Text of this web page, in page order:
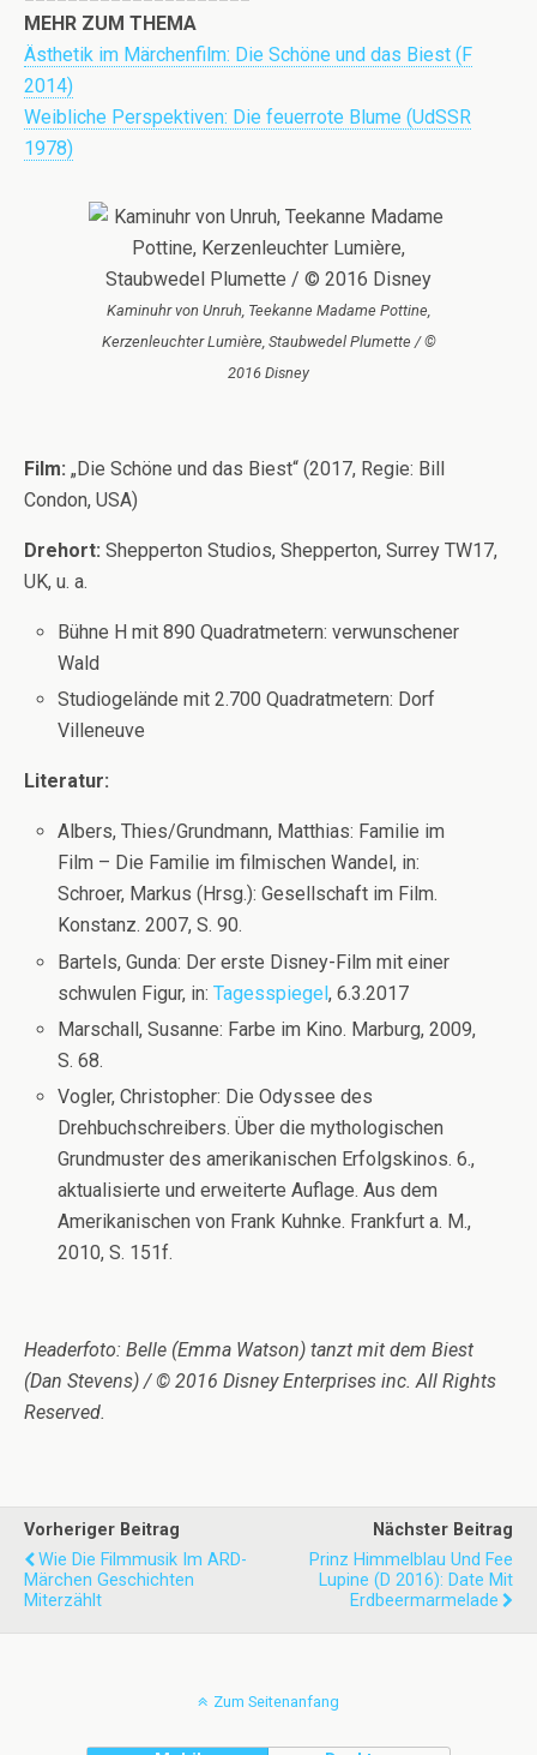
MEHR ZUM THEMA
Ästhetik im Märchenfilm: Die Schöne und das Biest (F
2014)
Weibliche Perspektiven: Die feuerrote Blume (UdSSR
1978)
Kaminuhr von Unruh, Teekanne Madame Pottine,
Kerzenleuchter Lumière, Staubwedel Plumette / ©
2016 Disney
Film: „Die Schöne und das Biest“ (2017, Regie: Bill
Condon, USA)
Drehort: Shepperton Studios, Shepperton, Surrey TW17,
UK, u. a.
Bühne H mit 890 Quadratmetern: verwunschener
Wald
Studiogelände mit 2.700 Quadratmetern: Dorf
Villeneuve
Literatur:
Albers, Thies/Grundmann, Matthias: Familie im
Film – Die Familie im filmischen Wandel, in:
Schroer, Markus (Hrsg.): Gesellschaft im Film.
Konstanz. 2007, S. 90.
Bartels, Gunda: Der erste Disney-Film mit einer
schwulen Figur, in:Tagesspiegel, 6.3.2017
Marschall, Susanne: Farbe im Kino. Marburg, 2009,
S. 68.
Vogler, Christopher: Die Odyssee des
Drehbuchschreibers. Über die mythologischen
Grundmuster des amerikanischen Erfolgskinos. 6.,
aktualisierte und erweiterte Auflage. Aus dem
Amerikanischen von Frank Kuhnke. Frankfurt a. M.,
2010, S. 151f.
Headerfoto: Belle (Emma Watson) tanzt mit dem Biest
(Dan Stevens) / © 2016 Disney Enterprises inc. All Rights
Reserved.
Vorheriger Beitrag
Wie Die Filmmusik Im ARD-
Märchen Geschichten
Miterzählt
Nächster Beitrag
Prinz Himmelblau Und Fee
Lupine (D 2016): Date Mit
Erdbeermarmelade
Zum Seitenanfang